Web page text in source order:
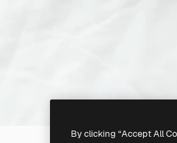
By clicking “Accept All